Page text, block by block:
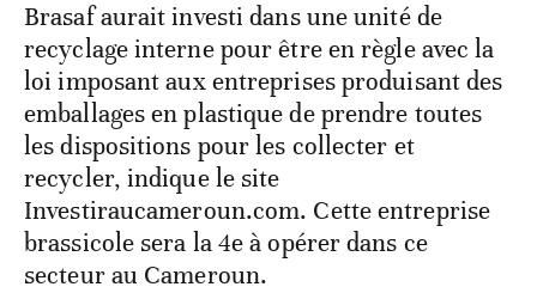
Brasaf aurait investi dans une unité de
recyclage interne pour être en règle avec la
loi imposant aux entreprises produisant des
emballages en plastique de prendre toutes
les dispositions pour les collecter et
recycler, indique le site
Investiraucameroun.com. Cette entreprise
brassicole sera la 4e à opérer dans ce
secteur au Cameroun.